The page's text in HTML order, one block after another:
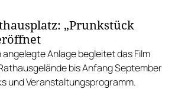
„Prunkstück
angelegte Anlage begleitet das Film
bis Anfang September
und Veranstaltungsprogramm.